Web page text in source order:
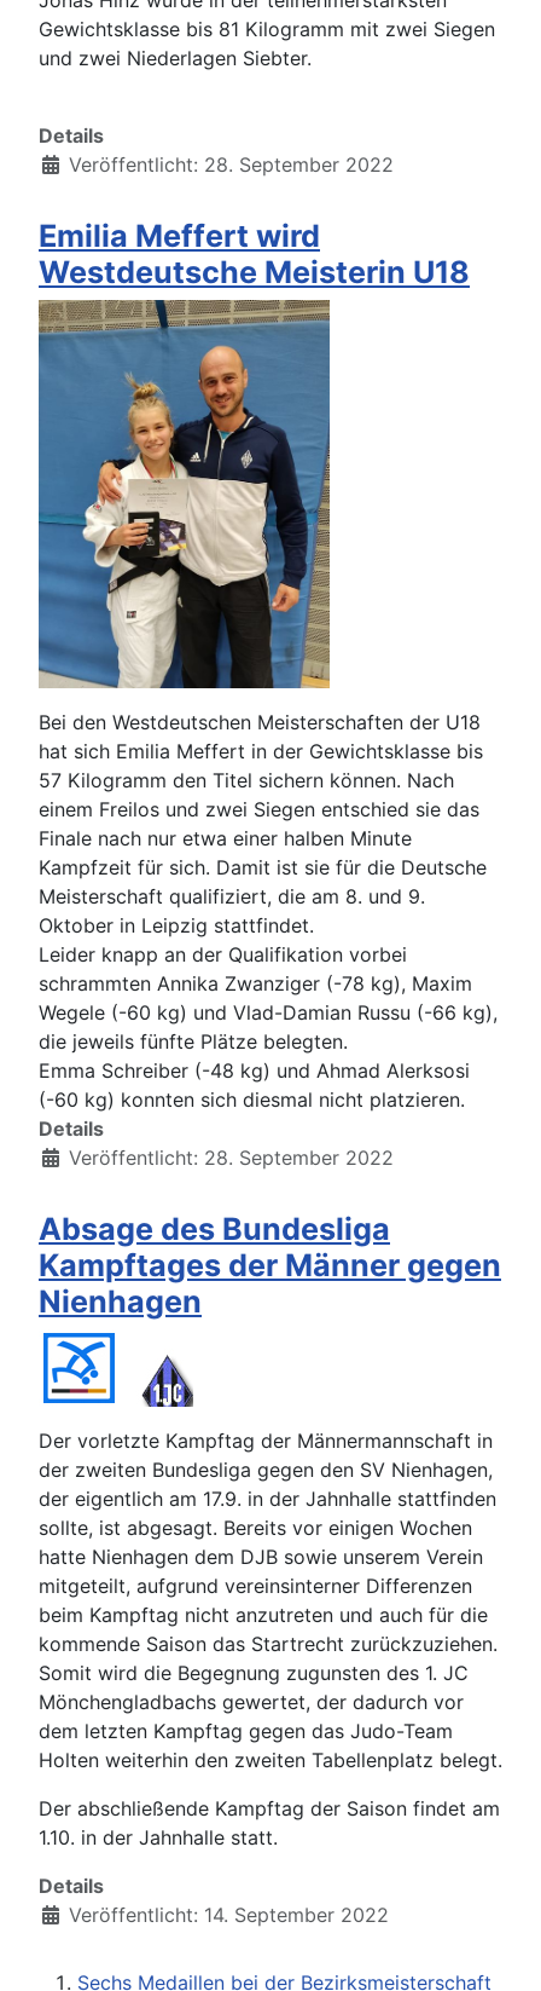
Gewichtsklasse bis 81 Kilogramm mit zwei Siegen
und zwei Niederlagen Siebter.
Details
Veröffentlicht: 28. September 2022
Emilia Meffert wird
Westdeutsche Meisterin U18
Bei den Westdeutschen Meisterschaften der U18
hat sich Emilia Meffert in der Gewichtsklasse bis
57 Kilogramm den Titel sichern können. Nach
einem Freilos und zwei Siegen entschied sie das
Finale nach nur etwa einer halben Minute
Kampfzeit für sich. Damit ist sie für die Deutsche
Meisterschaft qualifiziert, die am 8. und 9.
Oktober in Leipzig stattfindet.
Leider knapp an der Qualifikation vorbei
schrammten Annika Zwanziger (-78 kg), Maxim
Wegele (-60 kg) und Vlad-Damian Russu (-66 kg),
die jeweils fünfte Plätze belegten.
Emma Schreiber (-48 kg) und Ahmad Alerksosi
(-60 kg) konnten sich diesmal nicht platzieren.
Details
Veröffentlicht: 28. September 2022
Absage des Bundesliga
Kampftages der Männer gegen
Nienhagen
Der vorletzte Kampftag der Männermannschaft in
der zweiten Bundesliga gegen den SV Nienhagen,
der eigentlich am 17.9. in der Jahnhalle stattfinden
sollte, ist abgesagt. Bereits vor einigen Wochen
hatte Nienhagen dem DJB sowie unserem Verein
mitgeteilt, aufgrund vereinsinterner Differenzen
beim Kampftag nicht anzutreten und auch für die
kommende Saison das Startrecht zurückzuziehen.
Somit wird die Begegnung zugunsten des 1. JC
Mönchengladbachs gewertet, der dadurch vor
dem letzten Kampftag gegen das Judo-Team
Holten weiterhin den zweiten Tabellenplatz belegt.
Der abschließende Kampftag der Saison findet am
1.10. in der Jahnhalle statt.
Details
Veröffentlicht: 14. September 2022
Sechs Medaillen bei der Bezirksmeisterschaft